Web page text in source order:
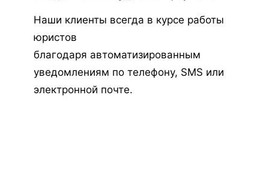
Наши клиенты всегда в курсе работы
юристов
благодаря автоматизированным
уведомлениям по телефону, SMS или
электронной почте.